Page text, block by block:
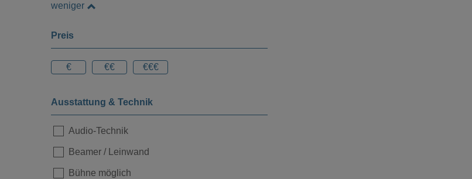
weniger
Preis
€ €€ €€€
Ausstattung & Technik
Audio-Technik
Beamer / Leinwand
Bühne möglich